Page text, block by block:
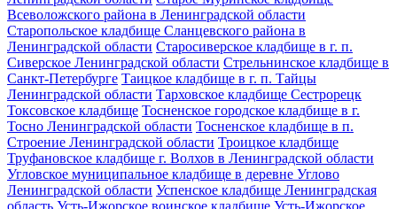
Всеволожского района в Ленинградской области
Старопольское кладбище Сланцевского района в
Ленинградской области Старосиверское кладбище в г. п.
Сиверское Ленинградской области Стрельнинское кладбище в
Санкт-Петербурге Таицкое кладбище в г. п. Тайцы
Ленинградской области Тарховское кладбище Сестрорецк
Токсовское кладбище Тосненское городское кладбище в г.
Тосно Ленинградской области Тосненское кладбище в п.
Строение Ленинградской области Троицкое кладбище
Труфановское кладбище г. Волхов в Ленинградской области
Угловское муниципальное кладбище в деревне Углово
Ленинградской области Успенское кладбище Ленинградская
область Усть-Ижорское воинское кладбище Усть-Ижорское